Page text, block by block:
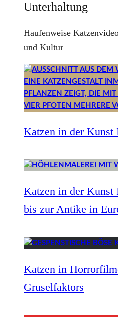
Unterhaltung
Haufenweise
und Kultur
Katzen in der Kunst
Katzen in der
bis zur Antike in
Katzen in
Gruselfaktors